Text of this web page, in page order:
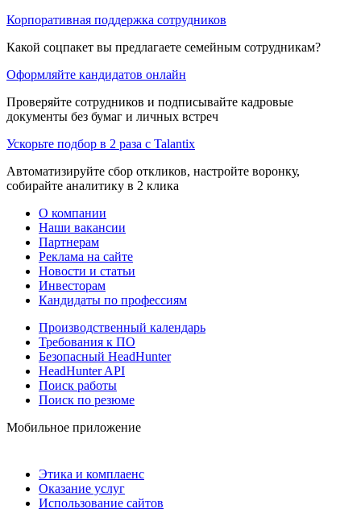
Корпоративная поддержка сотрудников
Какой соцпакет вы предлагаете семейным сотрудникам?
Оформляйте кандидатов онлайн
Проверяйте сотрудников и подписывайте кадровые
документы без бумаг и личных встреч
Ускорьте подбор в 2 раза с Talantix
Автоматизируйте сбор откликов, настройте воронку,
собирайте аналитику в 2 клика
О компании
Наши вакансии
Партнерам
Реклама на сайте
Новости и статьи
Инвесторам
Кандидаты по профессиям
Производственный календарь
Требования к ПО
Безопасный HeadHunter
HeadHunter API
Поиск работы
Поиск по резюме
Мобильное приложение
Этика и комплаенс
Оказание услуг
Использование сайтов